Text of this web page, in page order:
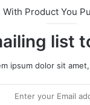
With Product You
list
ipsum dolor sit